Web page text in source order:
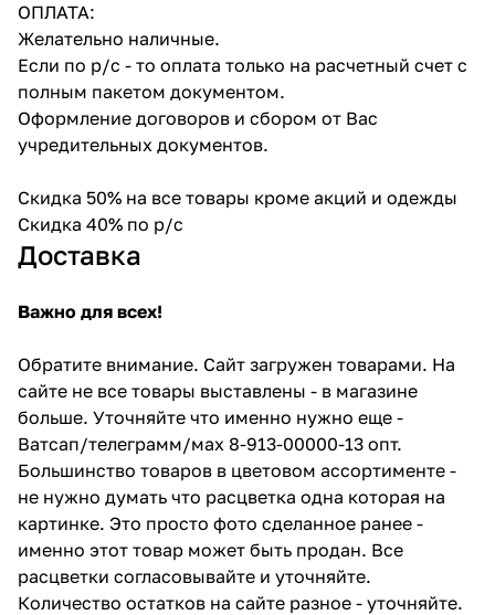
ОПЛАТА:
Желательно наличные.
Если по р/с - то оплата только на расчетный счет с
полным пакетом документом.
Оформление договоров и сбором от Вас
учредительных документов.
Скидка 50% на все товары кроме акций и одежды
Скидка 40% по р/с
Доставка
Важно для всех!
Обратите внимание. Сайт загружен товарами. На
сайте не все товары выставлены - в магазине
больше. Уточняйте что именно нужно еще -
Ватсап/телеграмм/мах 8-913-00000-13 опт.
Большинство товаров в цветовом ассортименте -
не нужно думать что расцветка одна которая на
картинке. Это просто фото сделанное ранее -
именно этот товар может быть продан. Все
расцветки согласовывайте и уточняйте.
Количество остатков на сайте разное - уточняйте.